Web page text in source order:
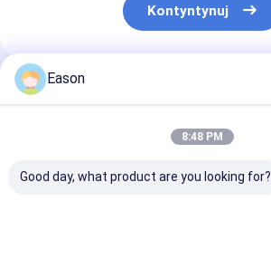
Kontyntynuj
Polecane Produkty
Eason
8:48 PM
Good day, what product are you looking for?